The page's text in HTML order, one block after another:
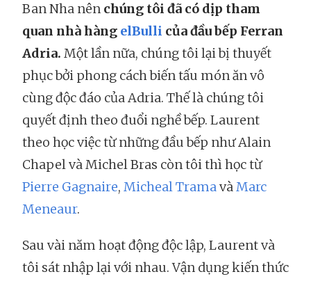
Ban Nha nên chúng tôi đã có dịp tham
quan nhà hàng elBulli của đầu bếp Ferran
Adria. Một lần nữa, chúng tôi lại bị thuyết
phục bởi phong cách biến tấu món ăn vô
cùng độc đáo của Adria. Thế là chúng tôi
quyết định theo đuổi nghề bếp. Laurent
theo học việc từ những đầu bếp như Alain
Chapel và Michel Bras còn tôi thì học từ
Pierre Gagnaire, Micheal TramavàMarc
Meneaur.
Sau vài năm hoạt động độc lập, Laurent và
tôi sát nhập lại với nhau. Vận dụng kiến thức